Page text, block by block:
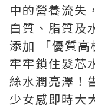
中的營養流失
白質、脂質及
添加 「優質
牢牢鎖住髮芯
絲水潤亮澤！
少女感即時大